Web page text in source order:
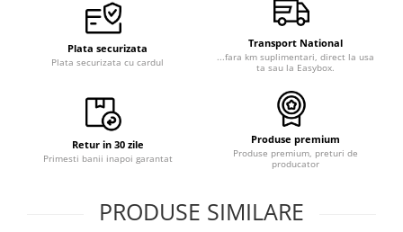
Plata securizata
Plata securizata cu cardul
Transport National
...fara km suplimentari, direct la usa
ta sau la Easybox.
Retur in 30 zile
Primesti banii inapoi garantat
Produse premium
Produse premium, preturi de
producator
PRODUSE SIMILARE